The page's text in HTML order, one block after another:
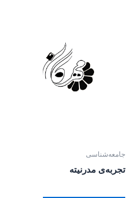
جامعه‌شناسی
تجربه‌ی مدرنیته